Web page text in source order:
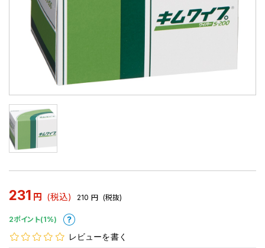
231 円 (税込) 210 円 (税抜)
2ポイント(1%)
レビューを書く